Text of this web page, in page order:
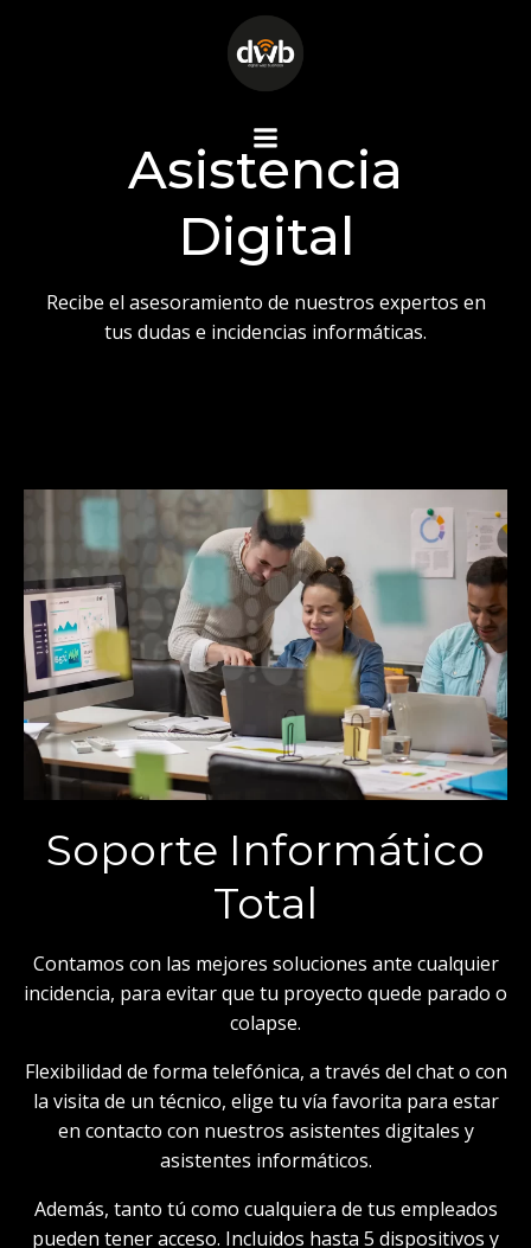
Asistencia
Digital
Recibe el asesoramiento de nuestros expertos en
tus dudas e incidencias informáticas.
Soporte Informático
Total
Contamos con las mejores soluciones ante cualquier
incidencia, para evitar que tu proyecto quede parado o
colapse.
Flexibilidad de forma telefónica, a través del chat o con
la visita de un técnico, elige tu vía favorita para estar
en contacto con nuestros asistentes digitales y
asistentes informáticos.
Además, tanto tú como cualquiera de tus empleados
pueden tener acceso. Incluidos hasta 5 dispositivos y